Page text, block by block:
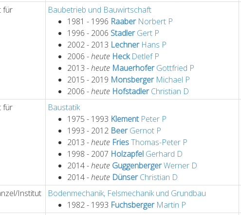
für
Baubetrieb und Bauwirtschaft
1981 - 1996 RaaberNorbert P
1996 - 2006 StadlerGert P
2002 - 2013 LechnerHans P
2006 -heute HeckDetlef P
2013 -heute MauerhoferGottfried P
2015 - 2019 MonsbergerMichael P
2006 -heute HofstadlerChristian D
für
Baustatik
1975 - 1993 KlementPeter P
1993 - 2012 BeerGernot P
2013 -heute FriesThomas-Peter P
1998 - 2007 Holzapfel Gerhard D
2014 -heute GuggenbergerWerner D
2014 -heute DünserChristian D
Institut
Bodenmechanik, Felsmechanik und Grundbau
1982 - 1993 FuchsbergerMartin P